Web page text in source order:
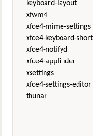
keyboard-layout
xfwm4
xfce4-mime-settings
xfce4-keyboard-
xfce4-notifyd
xfce4-appfinder
xsettings
xfce4-settings-editor
thunar